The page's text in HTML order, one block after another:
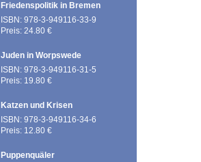
Friedenspolitik in Bremen
ISBN: 978-3-949116-33-9
Preis: 24.80 €
Juden in Worpswede
ISBN: 978-3-949116-31-5
Preis: 19.80 €
Katzen und Krisen
ISBN: 978-3-949116-34-6
Preis: 12.80 €
Puppenquäler